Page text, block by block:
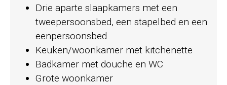
Drie aparte slaapkamers met een
tweepersoonsbed, een stapelbed en een
eenpersoonsbed
Keuken/woonkamer met kitchenette
Badkamer met douche en WC
Grote woonkamer